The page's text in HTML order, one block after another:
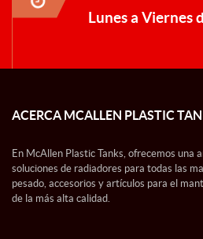
Lunes a Viernes
ACERCA MCALLEN PLASTIC
En McAllen Plastic Tanks, ofrecemos una
soluciones de radiadores para todas las
pesado, accesorios y artículos para el
de la más alta calidad.